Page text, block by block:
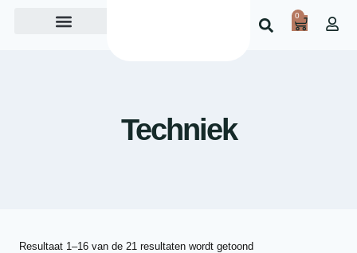
0
Techniek
Resultaat 1–16 van de 21 resultaten wordt getoond